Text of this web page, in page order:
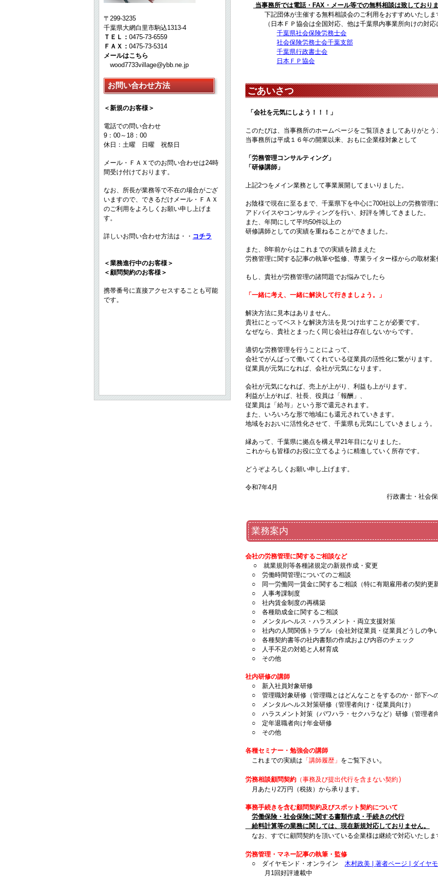
当事務所では電話・FAX・メール等での無料相談は致しておりま
下記団体が主催する無料相談会のご利用をおすすめいたしま
（日本ＦＰ協会は全国対応、他は千葉県内事業所向けの対応
千葉県社会保険労務士会
社会保険労務士会千葉支部
千葉県行政書士会
日本ＦＰ協会
ごあいさつ
「会社を元気にしよう！！！」
このたびは、当事務所のホームページをご覧頂きましてありがとう
当事務所は平成１６年の開業以来、おもに企業様対象として
「労務管理コンサルティング」
「研修講師」
上記2つをメイン業務として事業展開してまいりました。
お陰様で現在に至るまで、千葉県下を中心に700社以上の労務管理
アドバイスやコンサルティングを行い、好評を博してきました。
また、年間にして平均50件以上の
研修講師としての実績を重ねることができました。
また、8年前からはこれまでの実績を踏まえた
労務管理に関する記事の執筆や監修、専業ライター様からの取材案
もし、貴社が労務管理の諸問題でお悩みでしたら
「一緒に考え、一緒に解決して行きましょう。」
解決方法に見本はありません。
貴社にとってベストな解決方法を見つけ出すことが必要です。
なぜなら、貴社とまったく同じ会社は存在しないからです。
適切な労務管理を行うことによって、
会社でがんばって働いてくれている従業員の活性化に繋がります。
従業員が元気になれば、会社が元気になります。
会社が元気になれば、売上が上がり、利益も上がります。
利益が上がれば、社長、役員は「報酬」、
従業員は「給与」という形で還元されます。
また、いろいろな形で地域にも還元されていきます。
地域をおおいに活性化させて、千葉県も元気にしていきましょう。
縁あって、千葉県に拠点を構え早21年目になりました。
これからも 皆様のお役に立てるように精進していく所存です。
どうぞよろしくお願い申し上げます。
令和7年4月
行政書士・社会
業務案内
会社の労務管理に関するご相談など
○ 就業規則等各種諸規定の新規作成・変更
○ 労働時間管理についてのご相談
○ 同一労働同一賃金に関するご相談（特に有期雇用者の契約更
○ 人事考課制度
○ 社内賃金制度の再構築
○ 各種助成金に関するご相談
○ メンタルヘルス・ハラスメント・両立支援対策
○ 社内の人間関係トラブル（会社対従業員・従業員どうしの争
○ 各種契約書等の社内書類の作成および内容のチェック
○ 人手不足の対処と人材育成
○ その他
社内研修の講師
○ 新入社員対象研修
○ 管理職対象研修（管理職とはどんなことをするのか・部下への
○ メンタルヘルス対策研修（管理者向け・従業員向け）
○ ハラスメント対策（パワハラ・セクハラなど）研修（管理者向
○ 定年退職者向け年金研修
○ その他
各種セミナー・勉強会の講師
これまでの実績は 「講師履歴」 をご覧下さい。
労務相談顧問契約 （事務及び提出代行を含まない契約 ）
月あたり2万円（税抜）から承ります。
事務手続きを含む顧問契約及びスポット契約について
労働保険・社会保険に関する書類作成・手続きの代行
給料計算等の業務に関しては、 現在新規対応しておりません。
なお、すでに顧問契約を頂いている企業様は継続で対応いたしま
労務管理・マネー記事の執筆・監修
○ ダイヤモンド・オンライン 木村政美 | 著者ページ | ダイヤ
月1回好評連載中
〒299-3235
千葉県大網白里市駒込1313-4
ＴＥＬ： 0475-73-6559
ＦＡＸ： 0475-73-5314
メールはこちら
wood7733village@ybb.ne.jp
お問い合わせ方法
＜新規のお客様＞
電話での問い合わせ
9：00～18：00
休日：土曜 日曜 祝祭日
メール・ＦＡＸでのお問い合わせは24時
間受け付けております。
なお、所長が業務等で不在の場合がござ
いますので、できるだけメール・ＦＡＸ
のご利用をよろしくお願い申し上げま
す。
詳しいお問い合わせ方法は・・ コチラ
＜業務進行中のお客様＞
＜顧問契約のお客様＞
携帯番号に直接アクセスすることも可能
です。